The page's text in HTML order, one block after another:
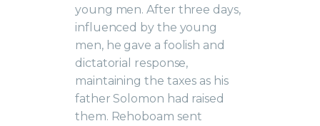
young men. After three days,
influenced by the young
men, he gave a foolish and
dictatorial response,
maintaining the taxes as his
father Solomon had raised
them. Rehoboam sent